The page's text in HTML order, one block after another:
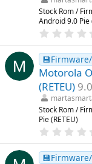
Stock Rom /
Android 9.0 Pie
Motorola
(RETEU) 9.0
Stock Rom /
Pie (RETEU)